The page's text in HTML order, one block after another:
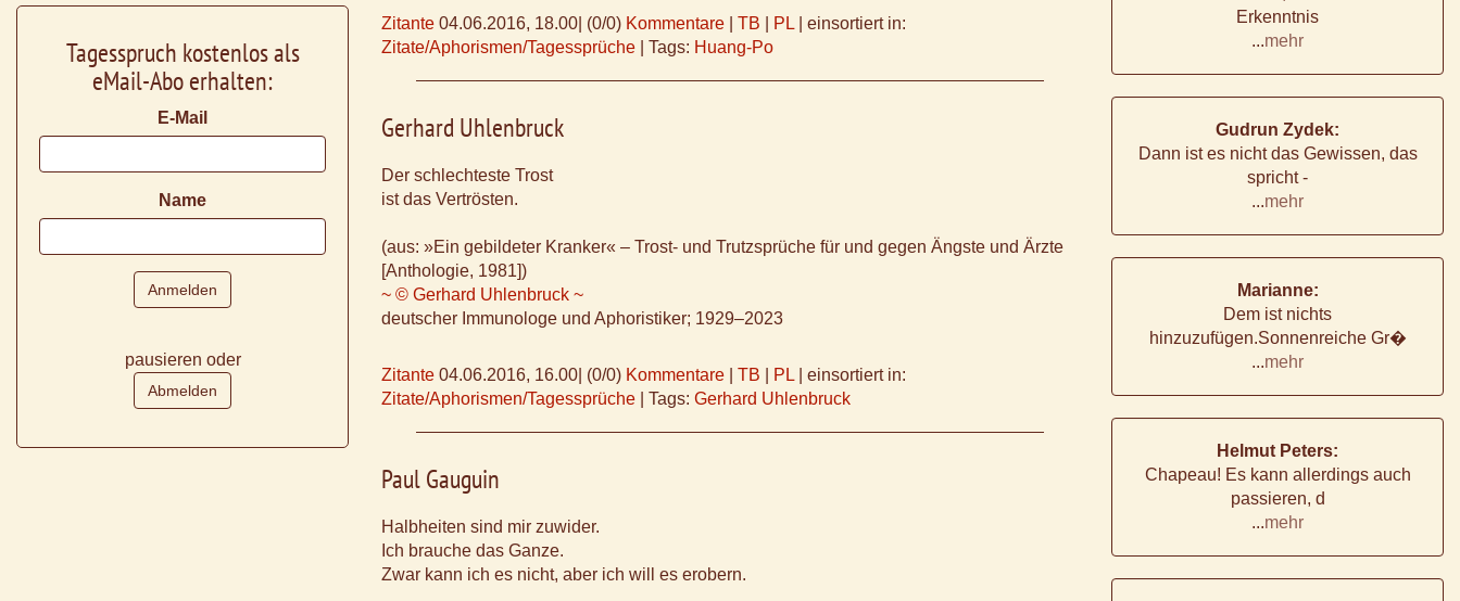
Zitante 04.06.2016, 18.00 (0/0) Kommentare TB PL
einsortiert in:
Zitate/Aphorismen/Tagessprüche
Tags: Huang-Po
Gerhard Uhlenbruck
Der schlechteste Trost
ist das Vertrösten.
(aus: »Ein gebildeter Kranker« – Trost- und Trutzsprüche für und gegen Ängste und Ärzte
[Anthologie, 1981])
~ © Gerhard Uhlenbruck ~
deutscher Immunologe und Aphoristiker; 1929–2023
Zitante 04.06.2016, 16.00 (0/0) Kommentare TB PL
einsortiert in:
Zitate/Aphorismen/Tagessprüche
Tags: Gerhard Uhlenbruck
Paul Gauguin
Halbheiten sind mir zuwider.
Ich brauche das Ganze.
Zwar kann ich es nicht, aber ich will es erobern.
Tagesspruch kostenlos als
eMail-Abo erhalten:
E-Mail
Name
pausieren oder
Erkenntnis
...mehr
Gudrun Zydek:
Dann ist es nicht das Gewissen, das
spricht -
...mehr
Marianne:
Dem ist nichts
hinzuzufügen.Sonnenreiche Gr�
...mehr
Helmut Peters:
Chapeau! Es kann allerdings auch
passieren, d
...mehr